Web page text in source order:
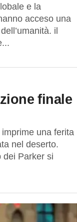
e la
acceso una
il
imprime una ferita
nel deserto.
dei Parker si